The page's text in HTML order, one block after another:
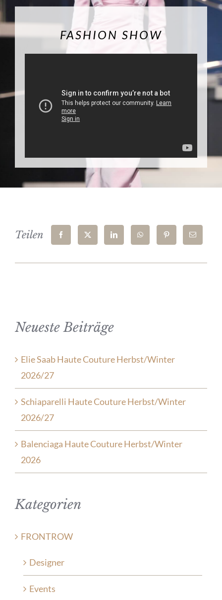
FASHION SHOW
Teilen
Neueste Beiträge
Elie Saab Haute Couture Herbst/Winter
2026/27
Schiaparelli Haute Couture Herbst/Winter
2026/27
Balenciaga Haute Couture Herbst/Winter
2026
Kategorien
FRONTROW
Designer
Events